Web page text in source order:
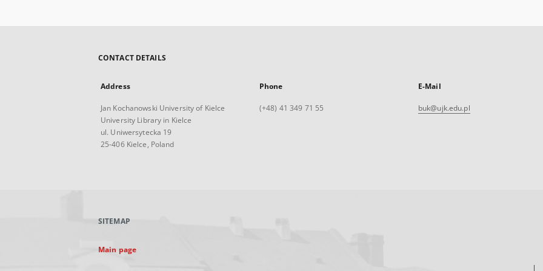
CONTACT DETAILS
Address
Jan Kochanowski University of Kielce
University Library in Kielce
ul. Uniwersytecka 19
25-406 Kielce, Poland
Phone
(+48) 41 349 71 55
E-Mail
buk@ujk.edu.pl
SITEMAP
Main page